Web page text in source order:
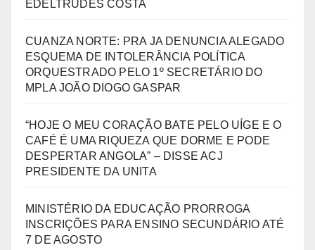
EDELTRUDES COSTA
CUANZA NORTE: PRA JA DENUNCIA ALEGADO
ESQUEMA DE INTOLERÂNCIA POLÍTICA
ORQUESTRADO PELO 1º SECRETÁRIO DO
MPLA JOÃO DIOGO GASPAR
“HOJE O MEU CORAÇÃO BATE PELO UÍGE E O
CAFÉ É UMA RIQUEZA QUE DORME E PODE
DESPERTAR ANGOLA” – DISSE ACJ
PRESIDENTE DA UNITA
MINISTÉRIO DA EDUCAÇÃO PRORROGA
INSCRIÇÕES PARA ENSINO SECUNDÁRIO ATÉ
7 DE AGOSTO